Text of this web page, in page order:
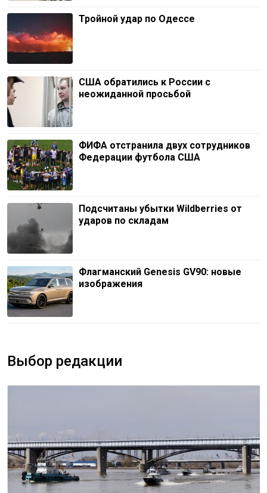
Тройной удар по Одессe
США обратились к России с
неожиданной просьбой
ФИФА отстранила двух сотрудников
Федерации футбола США
Подсчитаны убытки Wildberries от
ударов по складам
Флагманский Genesis GV90: новые
изображения
Выбор редакции